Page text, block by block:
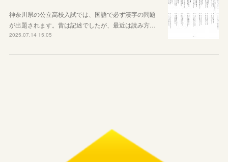
神奈川県の公立高校入試では、国語で必ず漢字の問題
が出題されます。昔は記述でしたが、最近は読み方…
2025.07.14 15:05